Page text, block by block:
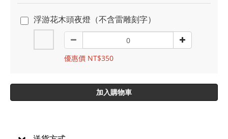
浮游花木頭夜燈（不含雷雕刻字）
優惠價 NT$350
加入購物車